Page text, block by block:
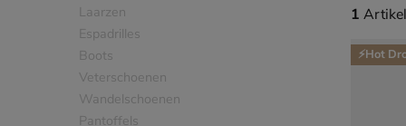
Laarzen
Espadrilles
Boots
Veterschoenen
Wandelschoenen
Pantoffels
1 artikel
1 Artikel
⚡Hot